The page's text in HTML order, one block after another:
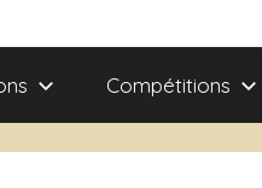
Compétitions